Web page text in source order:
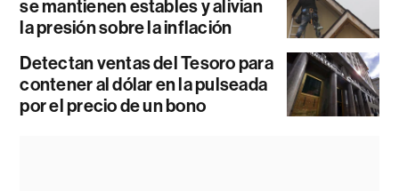
se mantienen estables y alivian
la presión sobre la inflación
Detectan ventas del Tesoro para
contener al dólar en la pulseada
por el precio de un bono